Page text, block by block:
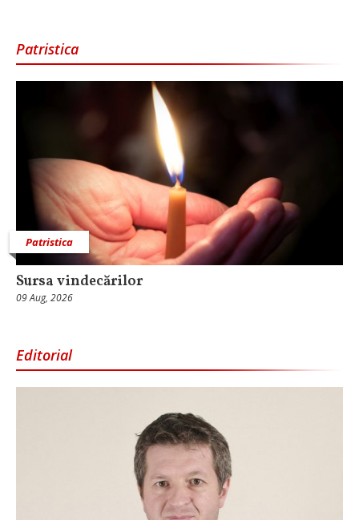
Patristica
Patristica
Sursa vindecărilor
09 Aug, 2026
Editorial